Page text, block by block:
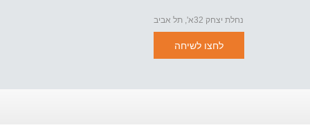
נחלת יצחק 32א', תל אביב
לחצו לשיחה